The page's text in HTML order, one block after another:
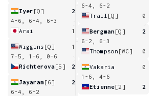
Iyer [Q]
2
4-6, 6-4, 6-3
Arai
1
Wiggins [Q]
1
7-5, 1-6, 0-6
Richterova[5] 2
Jayaram[6]
2
6-4, 6-2
6-4, 6-2
Trail [Q] 0
Bergman[Q]
2
6-2, 6-3
Thompson [WC] 0
Vakaria
0
1-6, 4-6
Etienne[2] 2